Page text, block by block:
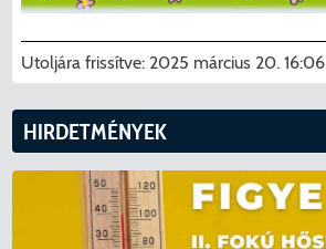
Utoljára frissítve: 2025 március 20. 16:06
HIRDETMÉNYEK